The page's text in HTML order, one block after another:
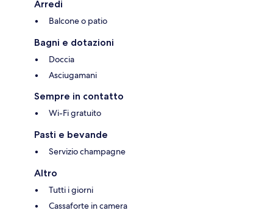
Arredi
Balcone o patio
Bagni e dotazioni
Doccia
Asciugamani
Sempre in contatto
Wi-Fi gratuito
Pasti e bevande
Servizio champagne
Altro
Tutti i giorni
Cassaforte in camera